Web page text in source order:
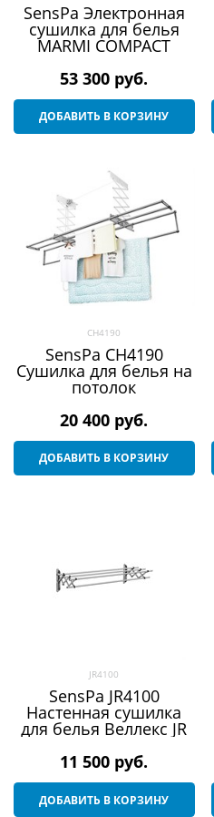
SensPa Электронная
сушилка для белья
MARMI COMPACT
53 300 руб.
ДОБАВИТЬ В КОРЗИНУ
CH4190
SensPa CH4190
Сушилка для белья на
потолок
20 400 руб.
ДОБАВИТЬ В КОРЗИНУ
JR4100
SensPa JR4100
Настенная сушилка
для белья Веллекс JR
11 500 руб.
ДОБАВИТЬ В КОРЗИНУ